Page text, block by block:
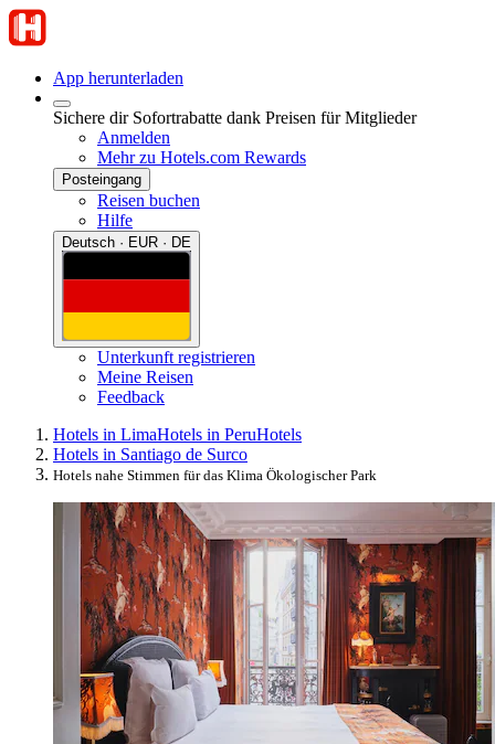
App herunterladen
Sichere dir Sofortrabatte dank Preisen für Mitglieder
Anmelden
Mehr zu Hotels.com Rewards
Posteingang
Reisen buchen
Hilfe
Deutsch · EUR · DE
Unterkunft registrieren
Meine Reisen
Feedback
Hotels in LimaHotels in PeruHotels
Hotels in Santiago de Surco
Hotels nahe Stimmen für das Klima Ökologischer Park